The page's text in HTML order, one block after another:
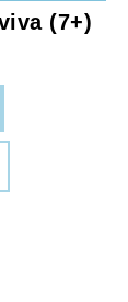
(7+)